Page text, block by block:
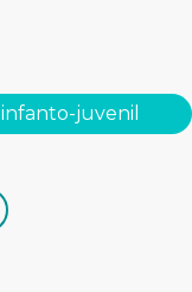
juvenil